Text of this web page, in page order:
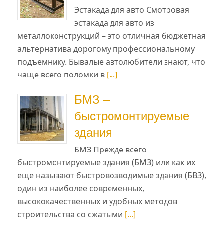
Эстакада для авто Смотровая
эстакада для авто из
металлоконструкций – это отличная бюджетная
альтернатива дорогому профессиональному
подъемнику. Бывалые автолюбители знают, что
чаще всего поломки в [...]
БМЗ –
быстромонтируемые
здания
БМЗ Прежде всего
быстромонтируемые здания (БМЗ) или как их
еще называют быстровозводимые здания (БВЗ),
один из наиболее современных,
высококачественных и удобных методов
строительства со сжатыми [...]